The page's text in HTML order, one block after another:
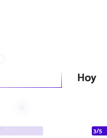
Hoy
3/5